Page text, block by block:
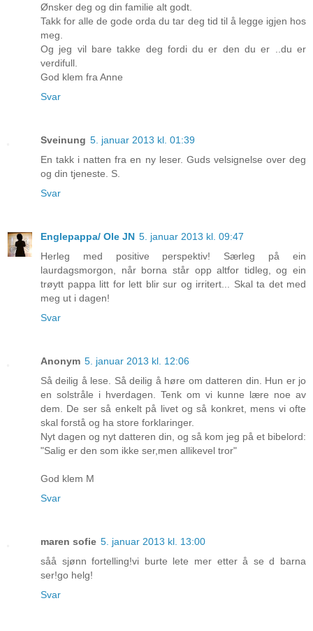
Ønsker deg og din familie alt godt.
Takk for alle de gode orda du tar deg tid til å legge igjen hos
meg.
Og jeg vil bare takke deg fordi du er den du er ..du er
verdifull.
God klem fra Anne
Svar
Sveinung 5. januar 2013 kl. 01:39
En takk i natten fra en ny leser. Guds velsignelse over deg
og din tjeneste. S.
Svar
Englepappa/ Ole JN 5. januar 2013 kl. 09:47
Herleg med positive perspektiv! Særleg på ein
laurdagsmorgon, når borna står opp altfor tidleg, og ein
trøytt pappa litt for lett blir sur og irritert... Skal ta det med
meg ut i dagen!
Svar
Anonym 5. januar 2013 kl. 12:06
Så deilig å lese. Så deilig å høre om datteren din. Hun er jo
en solstråle i hverdagen. Tenk om vi kunne lære noe av
dem. De ser så enkelt på livet og så konkret, mens vi ofte
skal forstå og ha store forklaringer.
Nyt dagen og nyt datteren din, og så kom jeg på et bibelord:
"Salig er den som ikke ser,men allikevel tror"
God klem M
Svar
maren sofie 5. januar 2013 kl. 13:00
såå sjønn fortelling!vi burte lete mer etter å se d barna
ser!go helg!
Svar